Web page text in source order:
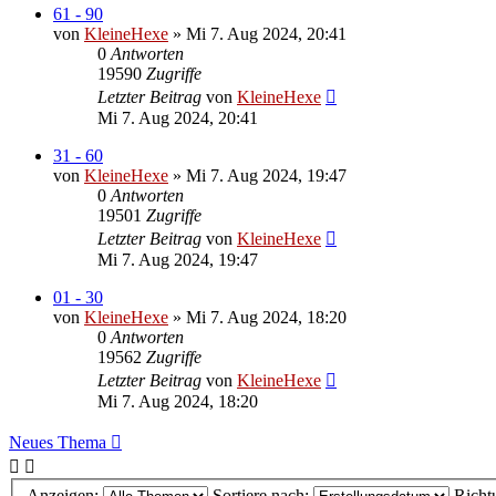
61 - 90
von KleineHexe » Mi 7. Aug 2024, 20:41
0 Antworten
19590 Zugriffe
Letzter Beitrag von KleineHexe
Mi 7. Aug 2024, 20:41
31 - 60
von KleineHexe » Mi 7. Aug 2024, 19:47
0 Antworten
19501 Zugriffe
Letzter Beitrag von KleineHexe
Mi 7. Aug 2024, 19:47
01 - 30
von KleineHexe » Mi 7. Aug 2024, 18:20
0 Antworten
19562 Zugriffe
Letzter Beitrag von KleineHexe
Mi 7. Aug 2024, 18:20
Neues Thema